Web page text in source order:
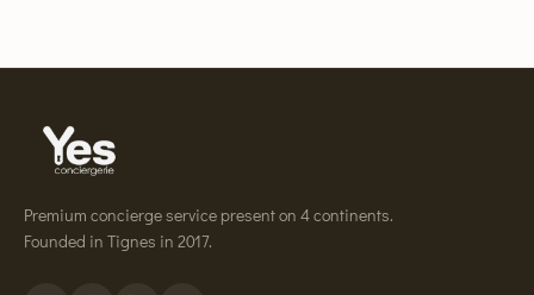
Premium concierge service present on 4 continents.
Founded in Tignes in 2017.